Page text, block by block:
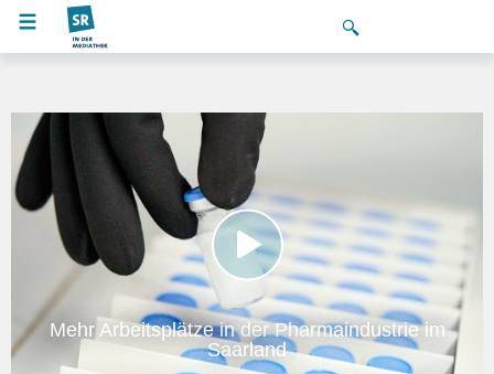
Mehr Arbeitsplätze in der Pharmaindustrie im
Saarland